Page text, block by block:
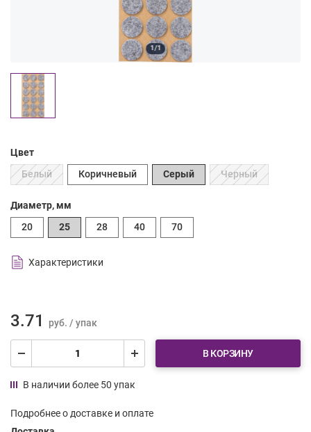
1/1
Цвет
Белый
Коричневый Серый Черный
Диаметр, мм
20
25 28 40 70
Характеристики
3.71 руб. / упак
В КОРЗИНУ
В наличии более 50 упак
Подробнее о доставке и оплате